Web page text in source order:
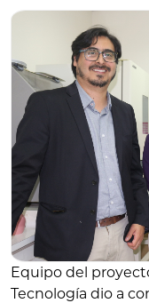
Equipo del
Tecnología dio a